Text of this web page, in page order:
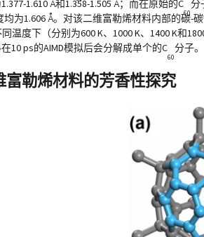
1.610 Å和1.358-1.505 Å；而在原始的C
60
分
均为1.606 Å。对该二维富勒烯材料内部的碳-
温度下（分别为600 K、1000 K、1400 K和
10 ps的AIMD模拟后会分解成单个的C
60
分子。
富勒烯材料的芳香性探究